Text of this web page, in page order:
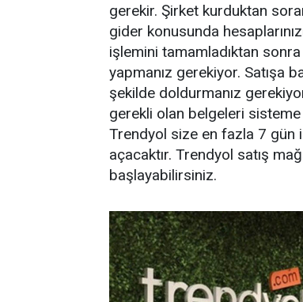
gerekir. Şirket kurduktan
gider konusunda
işlemini tamamladıktan
yapmanız gerekiyor. Satışa
şekilde doldurmanız
gerekli olan belgeleri
Trendyol size en fazla 7 gün
açacaktır. Trendyol satış
başlayabilirsiniz.